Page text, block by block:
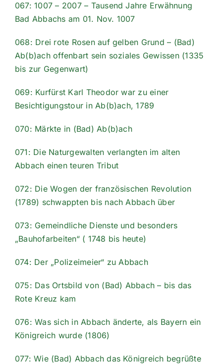
067: 1007 – 2007 – Tausend Jahre Erwähnung
Bad Abbachs am 01. Nov. 1007
068: Drei rote Rosen auf gelben Grund – (Bad)
Ab(b)ach offenbart sein soziales Gewissen (1335
bis zur Gegenwart)
069: Kurfürst Karl Theodor war zu einer
Besichtigungstour in Ab(b)ach, 1789
070: Märkte in (Bad) Ab(b)ach
071: Die Naturgewalten verlangten im alten
Abbach einen teuren Tribut
072: Die Wogen der französischen Revolution
(1789) schwappten bis nach Abbach über
073: Gemeindliche Dienste und besonders
„Bauhofarbeiten“ ( 1748 bis heute)
074: Der „Polizeimeier“ zu Abbach
075: Das Ortsbild von (Bad) Abbach – bis das
Rote Kreuz kam
076: Was sich in Abbach änderte, als Bayern ein
Königreich wurde (1806)
077: Wie (Bad) Abbach das Königreich begrüßte